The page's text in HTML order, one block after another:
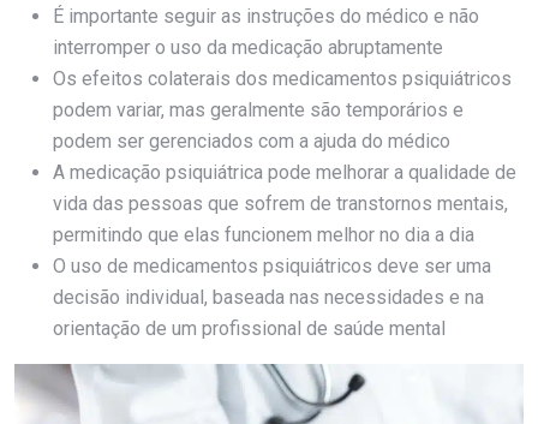
É importante seguir as instruções do médico e não
interromper o uso da medicação abruptamente
Os efeitos colaterais dos medicamentos psiquiátricos
podem variar, mas geralmente são temporários e
podem ser gerenciados com a ajuda do médico
A medicação psiquiátrica pode melhorar a qualidade de
vida das pessoas que sofrem de transtornos mentais,
permitindo que elas funcionem melhor no dia a dia
O uso de medicamentos psiquiátricos deve ser uma
decisão individual, baseada nas necessidades e na
orientação de um profissional de saúde mental